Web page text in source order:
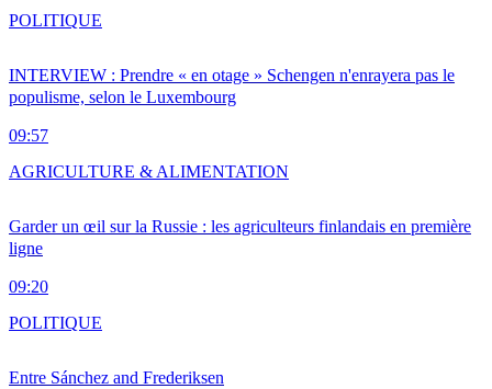
INTERVIEW : Prendre « en otage » Schengen n'enrayera pas le
populisme, selon le Luxembourg
09:57
POLITIQUE
Garder un œil sur la Russie : les agriculteurs finlandais en première
ligne
09:20
AGRICULTURE & ALIMENTATION
Entre Sánchez and Frederiksen
POLITIQUE